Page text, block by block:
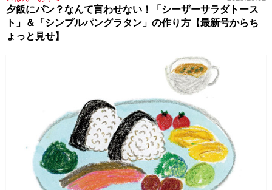
夕飯にパン？なんて言わせない！「シーザーサラダトース
ト」＆「シンプルパングラタン」の作り方【最新号からち
ょっと見せ】